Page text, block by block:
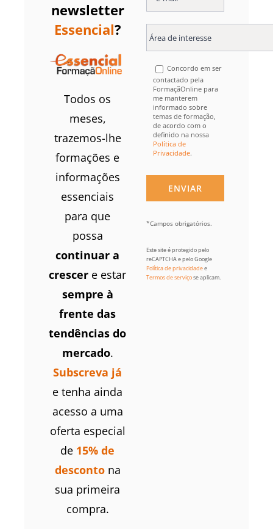
newsletter
Essencial?
Todos os
meses,
trazemos-lhe
formações e
informações
essenciais
para que
possa
continuar a
crescer e estar
sempre à
frente das
tendências do
mercado.
Subscreva já
e tenha ainda
acesso a uma
oferta especial
de 15% de
desconto na
sua primeira
compra.
Concordo em ser
contactado pela
FormaçãOnline para
me manterem
informado sobre
temas de formação,
de acordo com o
definido na nossa
Política de
Privacidade.
*Campos obrigatórios.
Este site é protegido pelo
reCAPTCHA e pelo Google
Política de privacidadee
Termos de serviçose aplicam.